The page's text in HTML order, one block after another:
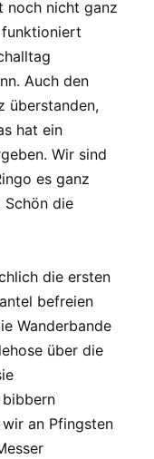
noch nicht ganz
Auch den
überstanden,
hat ein
Wir sind
es ganz
Schön die
die ersten
befreien
Wanderbande
über die
an Pfingsten